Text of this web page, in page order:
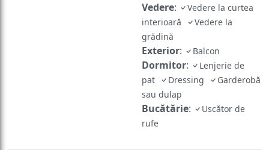
Vedere:
Vedere la curtea
interioară
Vedere la
grădină
Exterior: Balcon
Dormitor:
Lenjerie de
pat
Dressing
Garderobă
sau dulap
Bucătărie:
Uscător de
rufe